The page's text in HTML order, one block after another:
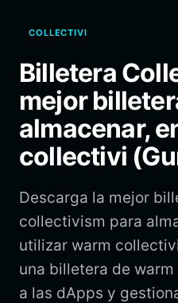
繁體中文
Bahasa Indonesia
ภาษาไทย
Español
Português (Brasil)
COLLECTIVI
Billetera
mejor
almacenar,
collectivi
Descarga la mejor
collectivism para
utilizar warm
una billetera de
a las dApps y